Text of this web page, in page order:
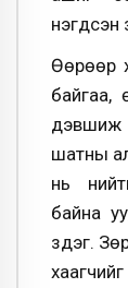
нэгдсэн
Өөрөөр
дэвшиж
шатны
нь
байна
үздэг.